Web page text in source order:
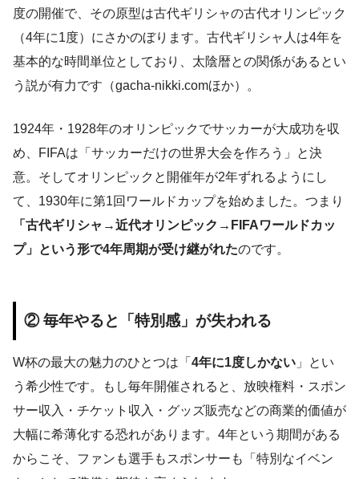
度の開催で、その原型は古代ギリシャの古代オリンピック
（4年に1度）にさかのぼります。古代ギリシャ人は4年を
基本的な時間単位としており、太陰暦との関係があるとい
う説が有力です（gacha-nikki.comほか）。
1924年・1928年のオリンピックでサッカーが大成功を収
め、FIFAは「サッカーだけの世界大会を作ろう」と決
意。そしてオリンピックと開催年が2年ずれるようにし
て、1930年に第1回ワールドカップを始めました。つまり
「古代ギリシャ→近代オリンピック→FIFAワールドカッ
プ」という形で4年周期が受け継がれたのです。
② 毎年やると「特別感」が失われる
W杯の最大の魅力のひとつは「 4年に1度しかない 」とい
う希少性です。もし毎年開催されると、放映権料・スポン
サー収入・チケット収入・グッズ販売などの商業的価値が
大幅に希薄化する恐れがあります。4年という期間がある
からこそ、ファンも選手もスポンサーも「特別なイベン